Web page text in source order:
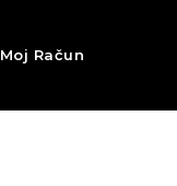
Moj Račun